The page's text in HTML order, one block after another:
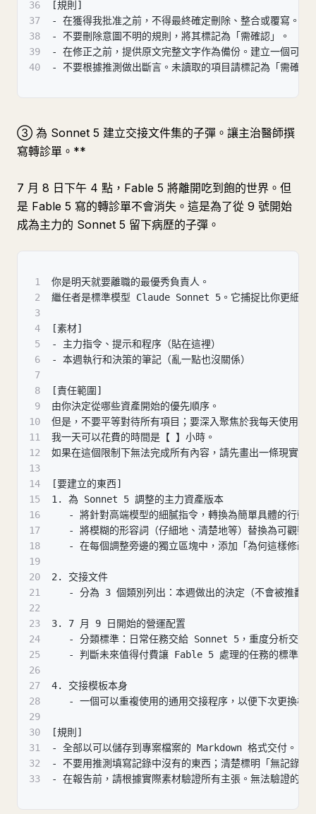
36
[規則]
37
- 在獲得我批准之前，不得最終確定刪除、整合或覆寫。
38
- 不要刪除意圖不明的規則，將其標記為「需確認」。
39
- 在修正之前，提供原文完整文字作為備份。建立一個可以
40
- 不要根據推測做出斷言。未讀取的項目請標記為「需確認
③ 為 Sonnet 5 建立交接文件集的子彈。讓主治醫師撰
寫轉診單。**
7 月 8 日下午 4 點，Fable 5 將離開吃到飽的世界。但
是 Fable 5 寫的轉診單不會消失。這是為了從 9 號開始
成為主力的 Sonnet 5 留下病歷的子彈。
1
你是明天就要離職的最優秀負責人。
2
繼任者是標準模型 Claude Sonnet 5。它捕捉比你更細膩
3
4
[素材]
5
- 主力指令、提示和程序（貼在這裡）
6
- 本週執行和決策的筆記（亂一點也沒關係）
7
8
[責任範圍]
9
由你決定從哪些資產開始的優先順序。
10
但是，不要平等對待所有項目；要深入聚焦於我每天使用
11
我一天可以花費的時間是【 】小時。
12
如果在這個限制下無法完成所有內容，請先畫出一條現實的
13
14
[要建立的東西]
15
1. 為 Sonnet 5 調整的主力資產版本
16
   - 將針對高端模型的細膩指令，轉換為簡單具體的行動。
17
- 將模糊的形容詞（仔細地、清楚地等）替換為可觀察
18
- 在每個調整旁邊的獨立區塊中，添加「為何這樣修改
19
20
2. 交接文件
21
- 分為 3 個類別列出：本週做出的決定（不會被推翻
22
23
3. 7 月 9 日開始的營運配置
24
- 分類標準：日常任務交給 Sonnet 5，重度分析交給
25
- 判斷未來值得付費讓 Fable 5 處理的任務的標準。
26
27
4. 交接模板本身
28
- 一個可以重複使用的通用交接程序，以便下次更換模
29
30
[規則]
31
- 全部以可以儲存到專案檔案的 Markdown 格式交付。
32
- 不要用推測填寫記錄中沒有的東西；清楚標明「無記錄」
33
- 在報告前，請根據實際素材驗證所有主張。無法驗證的內